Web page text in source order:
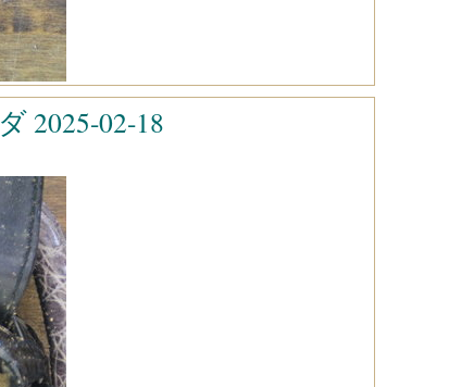
2025-02-18